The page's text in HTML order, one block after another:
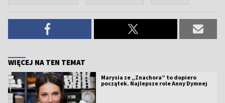
WIĘCEJ NA TEN TEMAT
Marysia ze „Znachora” to dopiero
początek. Najlepsze role Anny Dymnej